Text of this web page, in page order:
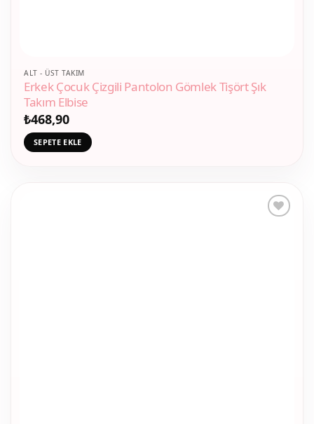
ALT - ÜST TAKIM
Erkek Çocuk Çizgili Pantolon Gömlek Tişört Şık
Takım Elbise
₺468,90
SEPETE EKLE